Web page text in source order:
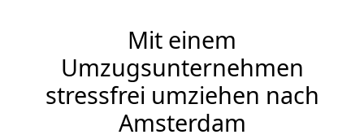
Mit einem
Umzugsunternehmen
stressfrei umziehen nach
Amsterdam